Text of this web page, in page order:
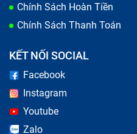
Chính Sách Hoàn Tiền
Chính Sách Thanh Toán
KẾT NỐI SOCIAL
Facebook
Instagram
Youtube
Zalo